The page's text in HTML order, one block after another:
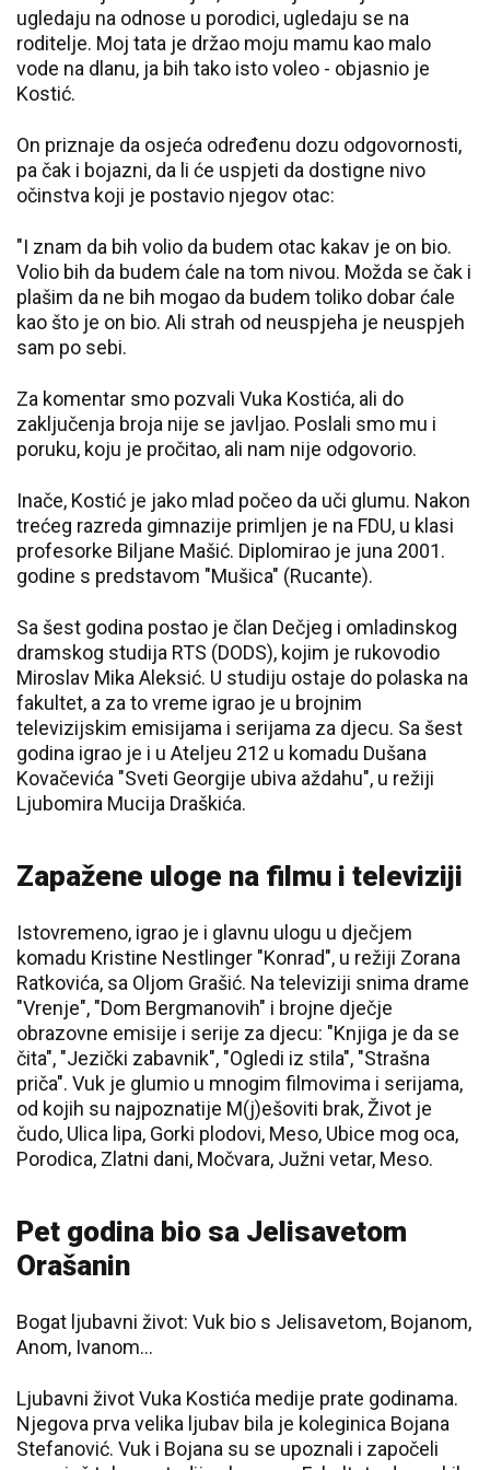
ugledaju na odnose u porodici, ugledaju se na
roditelje. Moj tata je držao moju mamu kao malo
vode na dlanu, ja bih tako isto voleo - objasnio je
Kostić.
On priznaje da osjeća određenu dozu odgovornosti,
pa čak i bojazni, da li će uspjeti da dostigne nivo
očinstva koji je postavio njegov otac:
"I znam da bih volio da budem otac kakav je on bio.
Volio bih da budem ćale na tom nivou. Možda se čak i
plašim da ne bih mogao da budem toliko dobar ćale
kao što je on bio. Ali strah od neuspjeha je neuspjeh
sam po sebi.
Za komentar smo pozvali Vuka Kostića, ali do
zaključenja broja nije se javljao. Poslali smo mu i
poruku, koju je pročitao, ali nam nije odgovorio.
Inače, Kostić je jako mlad počeo da uči glumu. Nakon
trećeg razreda gimnazije primljen je na FDU, u klasi
profesorke Biljane Mašić. Diplomirao je juna 2001.
godine s predstavom "Mušica" (Rucante).
Sa šest godina postao je član Dečjeg i omladinskog
dramskog studija RTS (DODS), kojim je rukovodio
Miroslav Mika Aleksić. U studiju ostaje do polaska na
fakultet, a za to vreme igrao je u brojnim
televizijskim emisijama i serijama za djecu. Sa šest
godina igrao je i u Ateljeu 212 u komadu Dušana
Kovačevića "Sveti Georgije ubiva aždahu", u režiji
Ljubomira Mucija Draškića.
Zapažene uloge na filmu i televiziji
Istovremeno, igrao je i glavnu ulogu u dječjem
komadu Kristine Nestlinger "Konrad", u režiji Zorana
Ratkovića, sa Oljom Grašić. Na televiziji snima drame
"Vrenje", "Dom Bergmanovih" i brojne dječje
obrazovne emisije i serije za djecu: "Knjiga je da se
čita", "Jezički zabavnik", "Ogledi iz stila", "Strašna
priča". Vuk je glumio u mnogim filmovima i serijama,
od kojih su najpoznatije M(j)ešoviti brak, Život je
čudo, Ulica lipa, Gorki plodovi, Meso, Ubice mog oca,
Porodica, Zlatni dani, Močvara, Južni vetar, Meso.
Pet godina bio sa Jelisavetom
Orašanin
Bogat ljubavni život: Vuk bio s Jelisavetom, Bojanom,
Anom, Ivanom...
Ljubavni život Vuka Kostića medije prate godinama.
Njegova prva velika ljubav bila je koleginica Bojana
Stefanović. Vuk i Bojana su se upoznali i započeli